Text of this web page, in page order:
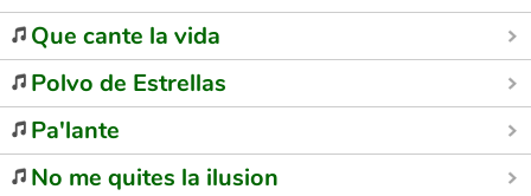
Que cante la vida
Polvo de Estrellas
Pa'lante
No me quites la ilusion